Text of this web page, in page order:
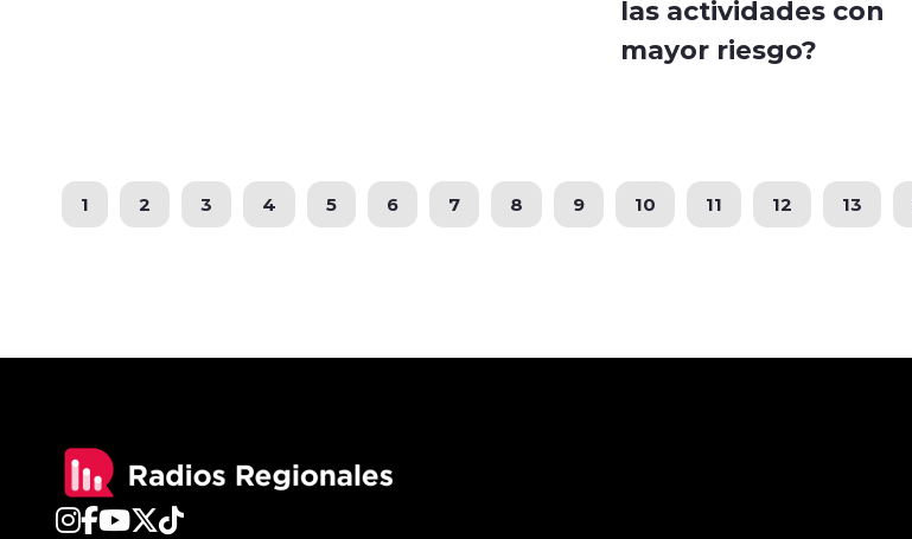
las actividades con
mayor riesgo?
1 2 3 4 5 6 7 8 9 10 11 12 13